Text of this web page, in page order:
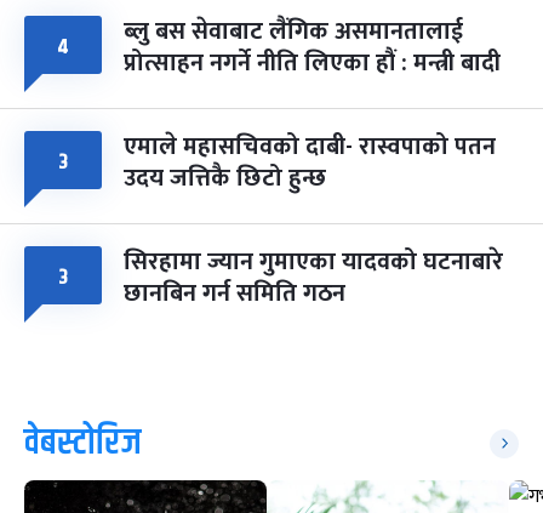
४ ब्लु बस सेवाबाट लैंगिक असमानतालाई
प्रोत्साहन नगर्ने नीति लिएका हौं : मन्त्री बादी
३ एमाले महासचिवको दाबी- रास्वपाको पतन
उदय जत्तिकै छिटो हुन्छ
३ सिरहामा ज्यान गुमाएका यादवको घटनाबारे
छानबिन गर्न समिति गठन
वेबस्टोरिज